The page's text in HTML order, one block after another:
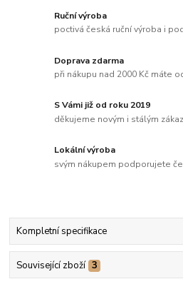
Ruční výroba
poctivá česká ruční výroba i
Doprava zdarma
při nákupu nad 2000 Kč máte
S Vámi již od roku 2019
děkujeme novým i stálým
Lokální výroba
svým nákupem podporujete
Kompletní specifikace
Související zboží 3